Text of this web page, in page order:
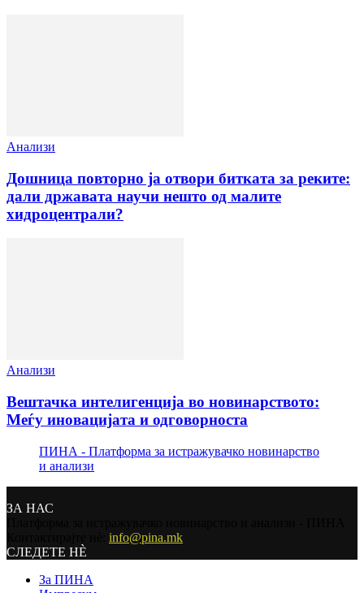
Анализи
Дошница повторно ја отвори битката за реките:
дали државата научи нешто од малите
хидроцентрали?
Анализи
Вештачка интелигенција во новинарството:
Меѓу иновацијата и одговорноста
ПИНА - Платформа за истражувачко новинарство
и анализи
ЗА НАС
info@pina.mk
СЛЕДЕТЕ НЀ
За ПИНА